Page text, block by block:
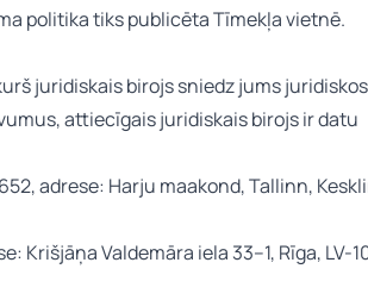
politika tiks publicēta Tīmekļa vietnē.
juridiskais birojs sniedz jums juridiskos
attiecīgais juridiskais birojs ir datu
adrese: Harju maakond, Tallinn,
Krišjāņa Valdemāra iela 33–1, Rīga, LV-